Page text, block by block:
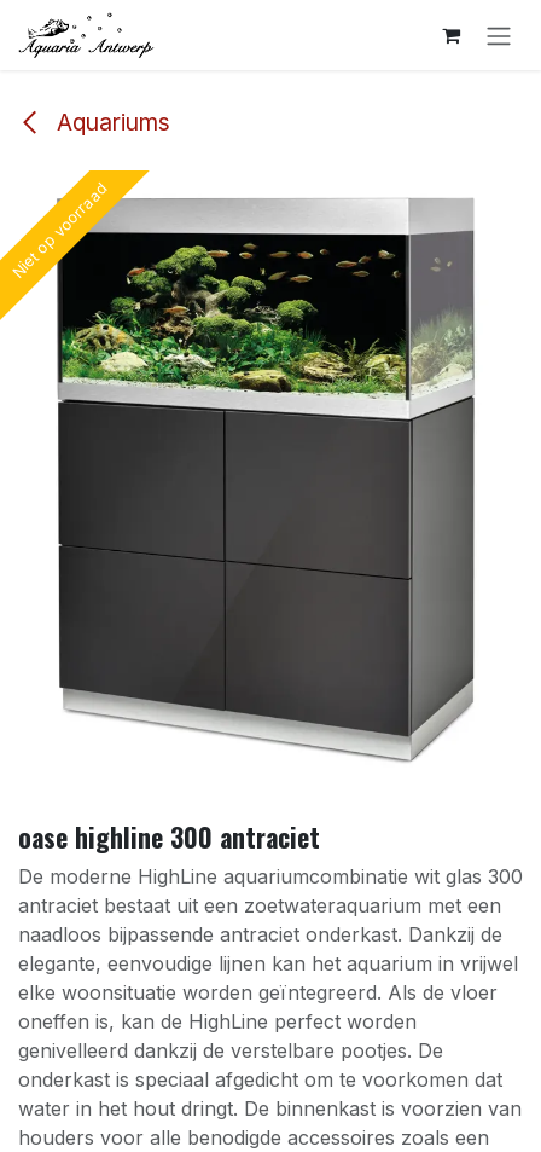
Overslaan naar inhoud
Aquariums
Niet op voorraad
oase highline 300 antraciet
De moderne HighLine aquariumcombinatie wit glas 300
antraciet bestaat uit een zoetwateraquarium met een
naadloos bijpassende antraciet onderkast. Dankzij de
elegante, eenvoudige lijnen kan het aquarium in vrijwel
elke woonsituatie worden geïntegreerd. Als de vloer
oneffen is, kan de HighLine perfect worden
genivelleerd dankzij de verstelbare pootjes. De
onderkast is speciaal afgedicht om te voorkomen dat
water in het hout dringt. De binnenkast is voorzien van
houders voor alle benodigde accessoires zoals een